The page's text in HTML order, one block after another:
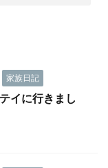
家族日記
イに行きまし